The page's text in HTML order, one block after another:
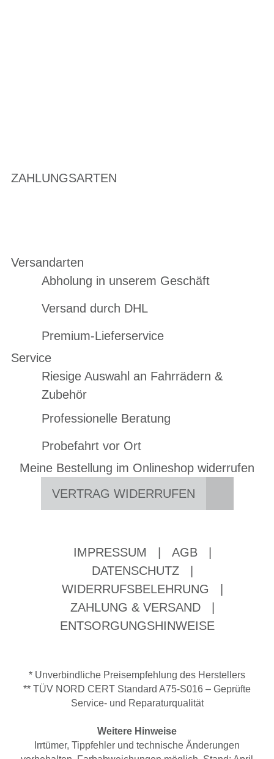
ZAHLUNGSARTEN
Versandarten
Abholung in unserem Geschäft
Versand durch DHL
Premium-Lieferservice
Service
Riesige Auswahl an Fahrrädern &
Zubehör
Professionelle Beratung
Probefahrt vor Ort
Meine Bestellung im Onlineshop widerrufen
VERTRAG WIDERRUFEN
IMPRESSUM AGB
DATENSCHUTZ
WIDERRUFSBELEHRUNG
ZAHLUNG & VERSAND
ENTSORGUNGSHINWEISE
* Unverbindliche Preisempfehlung des Herstellers
** TÜV NORD CERT Standard A75-S016 – Geprüfte
Service- und Reparaturqualität
Weitere Hinweise
Irrtümer, Tippfehler und technische Änderungen